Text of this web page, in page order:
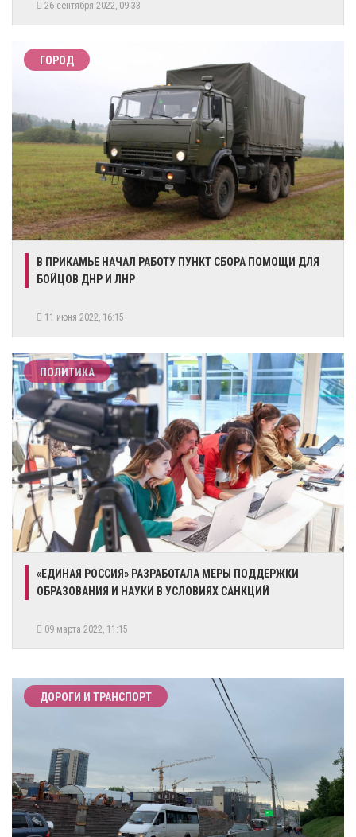
26 сентября 2022, 09:33
ГОРОД
В ПРИКАМЬЕ НАЧАЛ РАБОТУ ПУНКТ СБОРА ПОМОЩИ ДЛЯ
БОЙЦОВ ДНР И ЛНР
11 июня 2022, 16:15
ПОЛИТИКА
«ЕДИНАЯ РОССИЯ» РАЗРАБОТАЛА МЕРЫ ПОДДЕРЖКИ
ОБРАЗОВАНИЯ И НАУКИ В УСЛОВИЯХ САНКЦИЙ
09 марта 2022, 11:15
ДОРОГИ И ТРАНСПОРТ